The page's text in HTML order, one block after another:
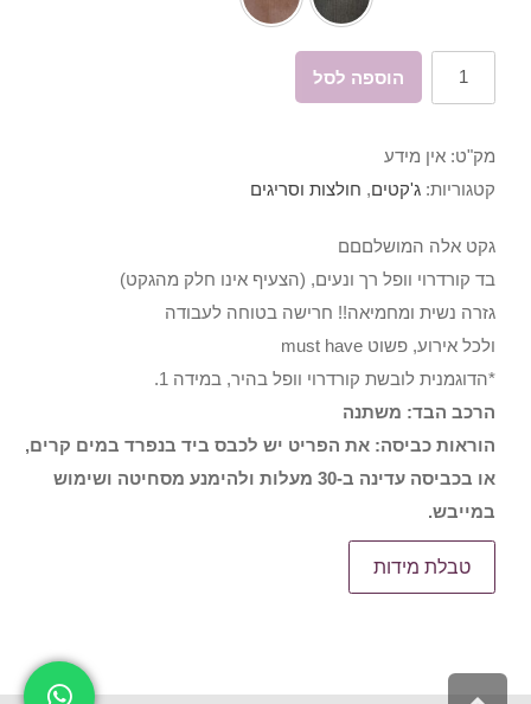
גקט אלה המושלםםם
בד קורדרוי וופל רך ונעים, (הצעיף אינו חלק מהגקט)
גזרה נשית ומחמיאה!! חרישה בטוחה לעבודה
ולכל אירוע, פשוט must have
*הדוגמנית לובשת קורדרוי וופל בהיר, במידה 1.
הרכב הבד: משתנה
הוראות כביסה: את הפריט יש לכבס ביד בנפרד במים קרים,
או בכביסה עדינה ב-30 מעלות ולהימנע מסחיטה ושימוש
במייבש.
טבלת מידות
כמות
של
אלה
בהיר
הוספה לסל
מק"ט: אין מידע
קטגוריות: ג'קטים, חולצות וסריגים